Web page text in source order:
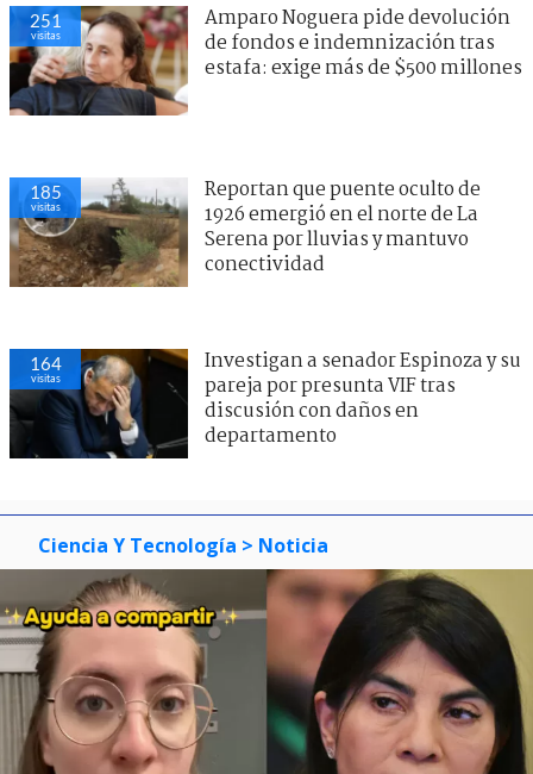
251
visitas
Amparo Noguera pide devolución
de fondos e indemnización tras
estafa: exige más de $500 millones
185
visitas
Reportan que puente oculto de
1926 emergió en el norte de La
Serena por lluvias y mantuvo
conectividad
164
visitas
Investigan a senador Espinoza y su
pareja por presunta VIF tras
discusión con daños en
departamento
Ciencia Y Tecnología > Noticia